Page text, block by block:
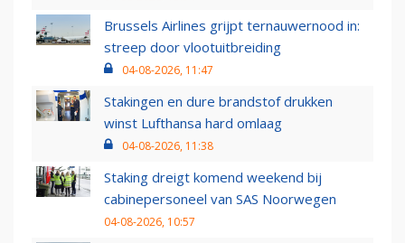
Brussels Airlines grijpt ternauwernood in:
streep door vlootuitbreiding
04-08-2026, 11:47
Stakingen en dure brandstof drukken
winst Lufthansa hard omlaag
04-08-2026, 11:38
Staking dreigt komend weekend bij
cabinepersoneel van SAS Noorwegen
04-08-2026, 10:57